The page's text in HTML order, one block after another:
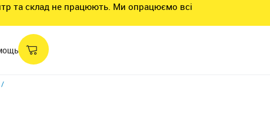
та склад не працюють. Ми опрацюємо всі